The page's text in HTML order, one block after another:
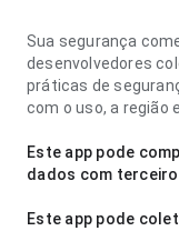
Sua segurança
desenvolvedores
práticas de
com o uso, a região
Este app pode
dados com
Este app pode